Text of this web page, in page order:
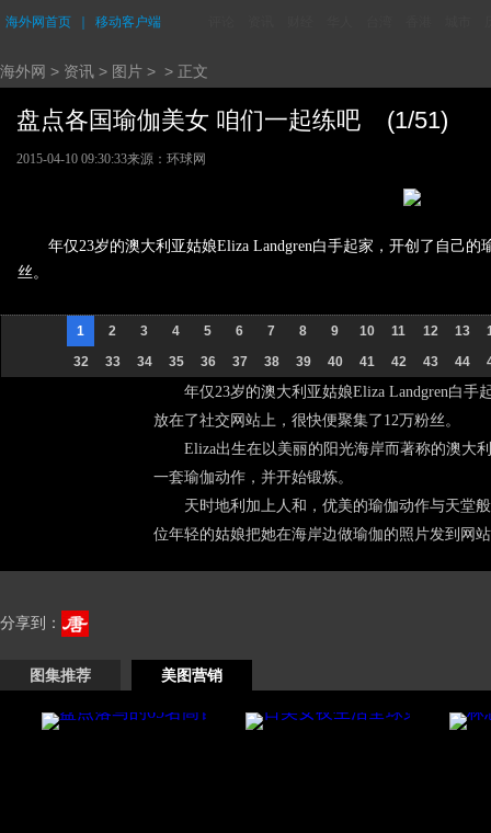
海外网首页 移动客户端
海外网 > 资讯 > 图片 > > 正文
盘点各国瑜伽美女 咱们一起练吧 (1/51)
2015-04-10 09:30:33来源：环球网
年仅23岁的澳大利亚姑娘Eliza Landgren白手起家，开创了自己
丝。
1 2 3 4 5 6 7 8 9 10 11 12 13
32
33 34 35 36 37 38 39 40 41 42 43 44
年仅23岁的澳大利亚姑娘Eliza Landgren白手
放在了社交网站上，很快便聚集了12万粉丝。
Eliza出生在以美丽的阳光海岸而著称的澳大利
一套瑜伽动作，并开始锻炼。
天时地利加上人和，优美的瑜伽动作与天堂般
位年轻的姑娘把她在海岸边做瑜伽的照片发到网
分享到：
图集推荐 美图营销